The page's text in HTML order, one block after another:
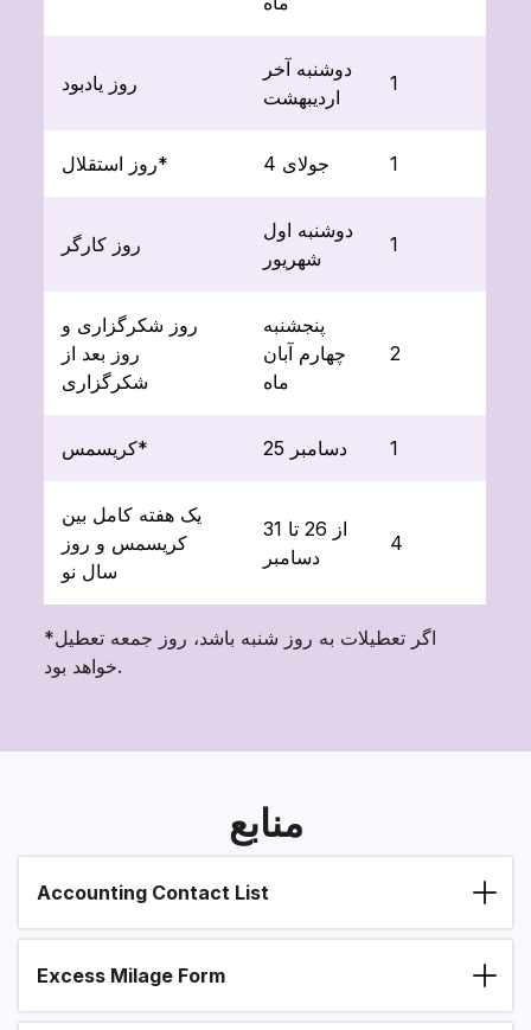
روز یادبود
دوشنبه آخر
اردیبهشت
1
روز استقلال* 4 جولای 1
روز کارگر
دوشنبه اول
شهریور
1
روز شکرگزاری و
روز بعد از
شکرگزاری
پنجشنبه
چهارم آبان
ماه
2
کریسمس* 25 دسامبر 1
یک هفته کامل بین
کریسمس و روز
سال نو
از 26 تا 31
دسامبر
4
*اگر تعطیلات به روز شنبه باشد، روز جمعه تعطیل
خواهد بود.
منابع
Section heading
Accounting Contact List
Excess Milage Form